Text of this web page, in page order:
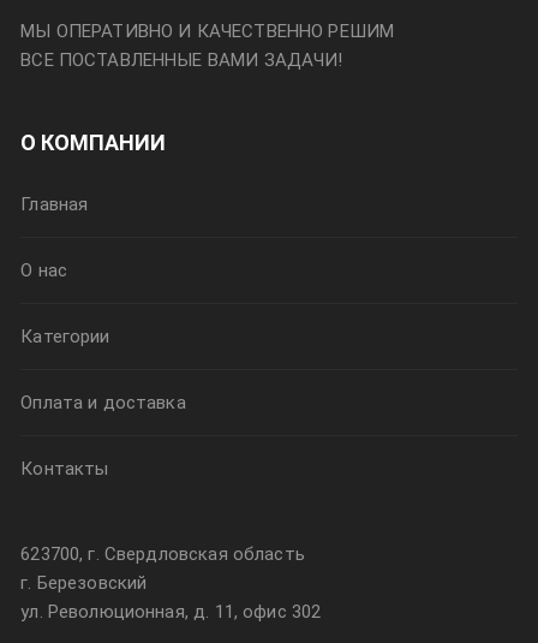
МЫ ОПЕРАТИВНО И КАЧЕСТВЕННО РЕШИМ
ВСЕ ПОСТАВЛЕННЫЕ ВАМИ ЗАДАЧИ!
О КОМПАНИИ
Главная
О нас
Категории
Оплата и доставка
Контакты
623700, г. Свердловская область
г. Березовский
ул. Революционная, д. 11, офис 302